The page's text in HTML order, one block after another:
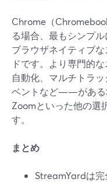
Chrome（
る場合、最もシンプ
ブラウザネイティブ
ドです。より専門的
自動化、マルチトラ
ベントなど——がある
Zoomといった他の選
す。
まとめ
StreamYardは完